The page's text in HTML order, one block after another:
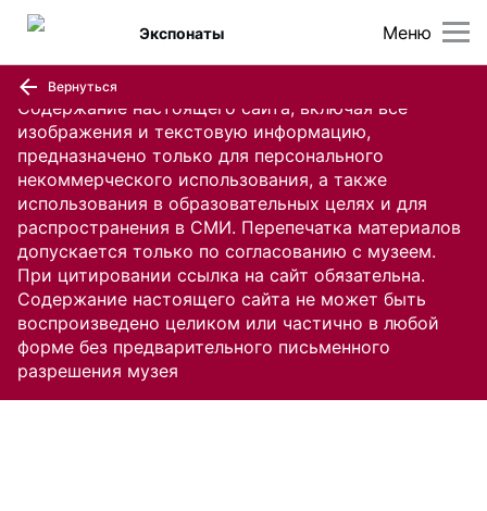
Содержание настоящего сайта, включая все
изображения и текстовую информацию,
предназначено только для персонального
некоммерческого использования, а также
использования в образовательных целях и для
распространения в СМИ. Перепечатка материалов
допускается только по согласованию с музеем.
При цитировании ссылка на сайт обязательна.
Содержание настоящего сайта не может быть
воспроизведено целиком или частично в любой
форме без предварительного письменного
разрешения музея
Меню
Экспонаты
Вернуться